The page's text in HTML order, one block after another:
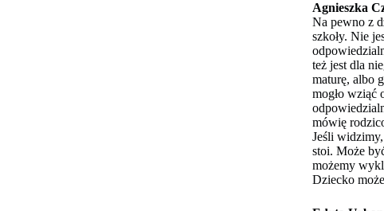
Agnieszka
Na pewno z
szkoły. Nie
też jest dla
maturę, albo
mogło wziąć
mówię
Jeśli
stoi. Może
możemy
Dziecko